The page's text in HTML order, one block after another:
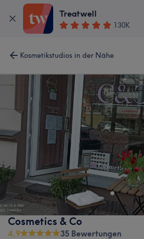
Treatwell
130K
Kosmetikstudios in der Nähe
Cosmetics & Co
4,9
35 Bewertungen